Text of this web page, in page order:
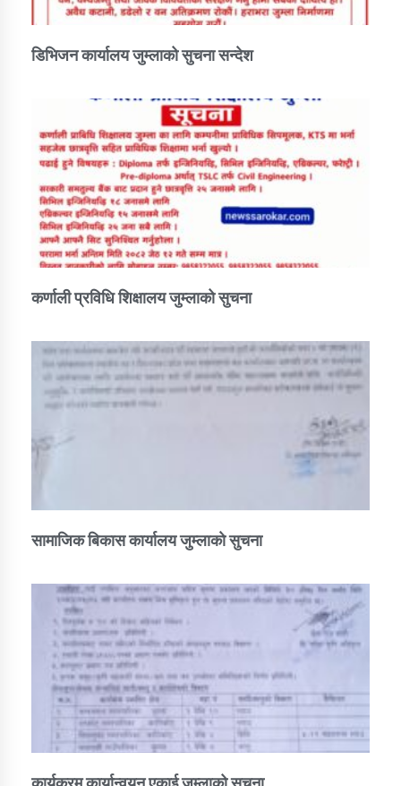
डिभिजन कार्यालय जुम्लाको सुचना सन्देश
कर्णाली प्रविधि शिक्षालय जुम्लाको सुचना
सामाजिक बिकास कार्यालय जुम्लाकाे सुचना